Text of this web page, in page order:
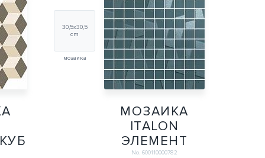
30,5х30,5
cm
мозаика
МОЗАИКА
ITALON
ЭЛЕМЕНТ
No. 600110000782